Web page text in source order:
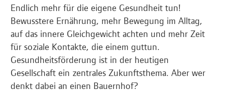
Endlich mehr für die eigene Gesundheit tun!
Bewusstere Ernährung, mehr Bewegung im Alltag,
auf das innere Gleichgewicht achten und mehr Zeit
für soziale Kontakte, die einem guttun.
Gesundheitsförderung ist in der heutigen
Gesellschaft ein zentrales Zukunftsthema. Aber wer
denkt dabei an einen Bauernhof?